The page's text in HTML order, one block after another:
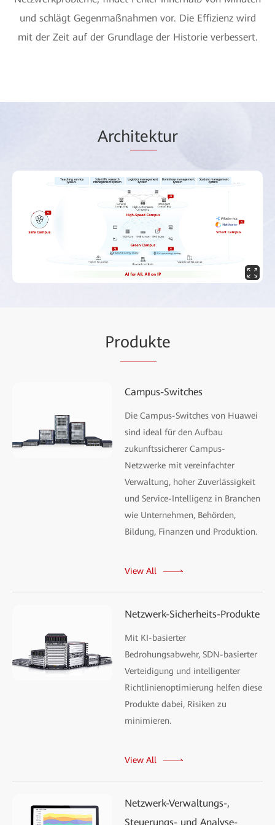
und schlägt Gegenmaßnahmen vor. Die Effizienz wird
mit der Zeit auf der Grundlage der Historie verbessert.
Architektur
Produkte
Campus-Switches
Die Campus-Switches von Huawei
sind ideal für den Aufbau
zukunftssicherer Campus-
Netzwerke mit vereinfachter
Verwaltung, hoher Zuverlässigkeit
und Service-Intelligenz in Branchen
wie Unternehmen, Behörden,
Bildung, Finanzen und Produktion.
View All
Netzwerk-Sicherheits-Produkte
Mit KI-basierter
Bedrohungsabwehr, SDN-basierter
Verteidigung und intelligenter
Richtlinienoptimierung helfen diese
Produkte dabei, Risiken zu
minimieren.
View All
Netzwerk-Verwaltungs-,
Steuerungs- und Analyse-